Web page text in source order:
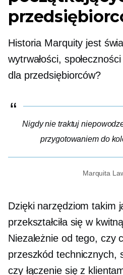
Historia Marquity jest
wytrwałości,
dla przedsiębiorców?
Nigdy nie traktuj
przygotowaniem do
Marquita
Dzięki narzędziom takim
przekształciła się w
Niezależnie od tego, czy
przeszkód technicznych,
czy łączenie się z